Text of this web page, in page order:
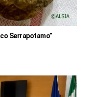
Serrapotamo”